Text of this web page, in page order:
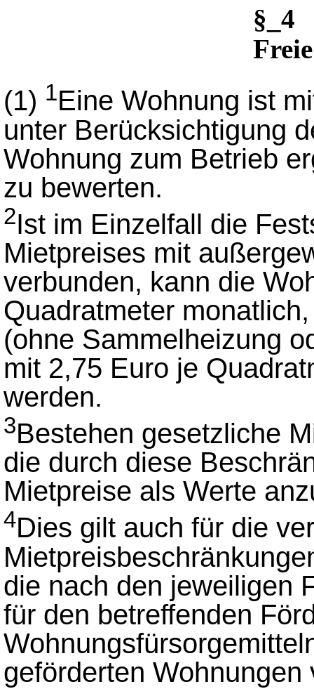
§_4
(1) 1Eine Wohnung ist
unter Berücksichtigung
Wohnung zum Betrieb
zu bewerten.
2Ist im Einzelfall die
Mietpreises mit
verbunden, kann die
Quadratmeter
(ohne Sammelheizung
mit 2,75 Euro je
werden.
3Bestehen gesetzliche
die durch diese
Mietpreise als Werte
4Dies gilt auch für die
die nach den jeweiligen
für den betreffenden
geförderten Wohnungen